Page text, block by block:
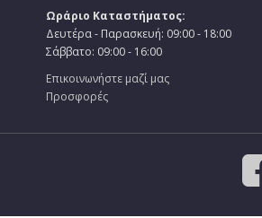
Ωράριο Καταστήματος:
Δευτέρα - Παρασκευή: 09:00 - 18:00
Σάββατο: 09:00 - 16:00
Επικοινωνήστε μαζί μας
Προσφορές